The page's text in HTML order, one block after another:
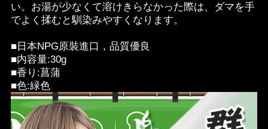
い。お湯が少なくて溶けきらなかった際は、ダマを手
でよく揉むと馴染みやすくなります。
■日本NPG原裝進口，品質優良
■内容量:30g
■香り:菖蒲
■色:緑色